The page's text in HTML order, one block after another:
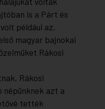
is a Párt és
például az,
magyar bajnokai
Rákosi
Rákosi
népünknek azt a
tették